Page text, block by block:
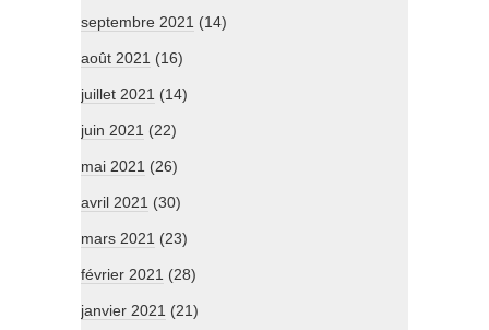
septembre 2021 (14)
août 2021 (16)
juillet 2021 (14)
juin 2021 (22)
mai 2021 (26)
avril 2021 (30)
mars 2021 (23)
février 2021 (28)
janvier 2021 (21)